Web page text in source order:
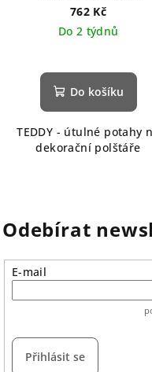
762 Kč
Do 2 týdnů
Do košíku
TEDDY - útulné potahy
dekorační polštáře
Odebírat
E-mail
Přihlásit se